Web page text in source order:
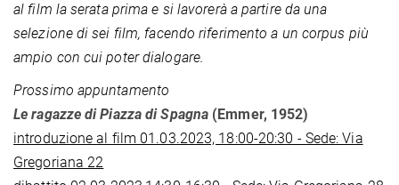
al film la serata prima e si lavorerà a partire da una
selezione di sei film, facendo riferimento a un corpus più
ampio con cui poter dialogare.
Prossimo appuntamento
Le ragazze di Piazza di Spagna (Emmer, 1952)
introduzione al film 01.03.2023, 18:00-20:30 - Sede: Via
Gregoriana 22